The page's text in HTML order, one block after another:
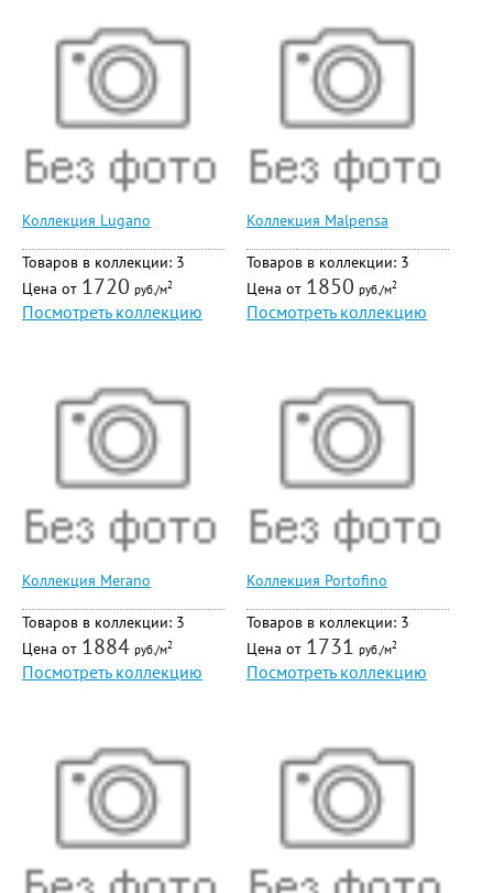
Коллекция Lugano
Товаров в коллекции: 3
Цена от 1720 руб./м2
Посмотреть коллекцию
Коллекция Malpensa
Товаров в коллекции: 3
Цена от 1850 руб./м2
Посмотреть коллекцию
Коллекция Merano
Товаров в коллекции: 3
Цена от 1884 руб./м2
Посмотреть коллекцию
Коллекция Portofino
Товаров в коллекции: 3
Цена от 1731 руб./м2
Посмотреть коллекцию